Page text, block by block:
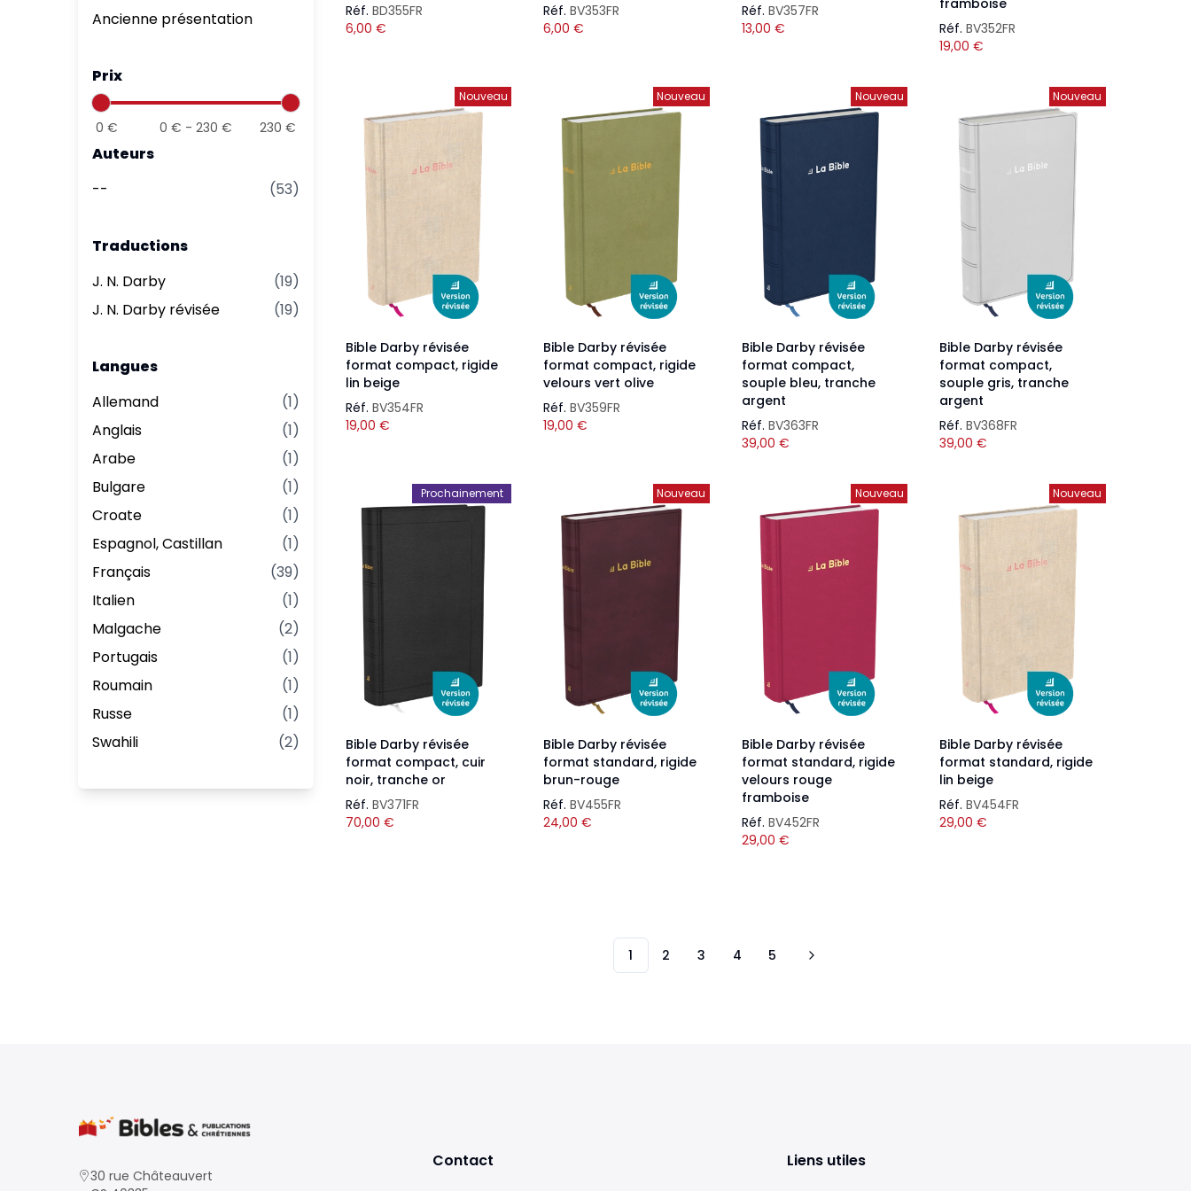
Ancienne présentation
Prix
0 € 0 € - 230 € 230 €
Auteurs
--
(53)
Traductions
J. N. Darby
(19)
J. N. Darby révisée
(19)
Langues
Allemand
(1)
Anglais
(1)
Arabe
(1)
Bulgare
(1)
Croate
(1)
Espagnol, Castillan
(1)
Français
(39)
Italien
(1)
Malgache
(2)
Portugais
(1)
Roumain
(1)
Russe
(1)
Swahili
(2)
Réf. BD355FR
6,00 €
Réf. BV353FR
6,00 €
Réf. BV357FR
13,00 €
framboise
Réf. BV352FR
19,00 €
Nouveau
Bible Darby révisée
format compact, rigide
lin beige
Réf. BV354FR
19,00 €
Nouveau
Bible Darby révisée
format compact, rigide
velours vert olive
Réf. BV359FR
19,00 €
Nouveau
Bible Darby révisée
format compact,
souple bleu, tranche
argent
Réf. BV363FR
39,00 €
Nouveau
Bible Darby révisée
format compact,
souple gris, tranche
argent
Réf. BV368FR
39,00 €
Prochainement
Bible Darby révisée
format compact, cuir
noir, tranche or
Réf. BV371FR
70,00 €
Nouveau
Bible Darby révisée
format standard, rigide
brun-rouge
Réf. BV455FR
24,00 €
Nouveau
Bible Darby révisée
format standard, rigide
velours rouge
framboise
Réf. BV452FR
29,00 €
Nouveau
Bible Darby révisée
format standard, rigide
lin beige
Réf. BV454FR
29,00 €
1 2 3 4 5
30 rue Châteauvert
Contact Liens utiles